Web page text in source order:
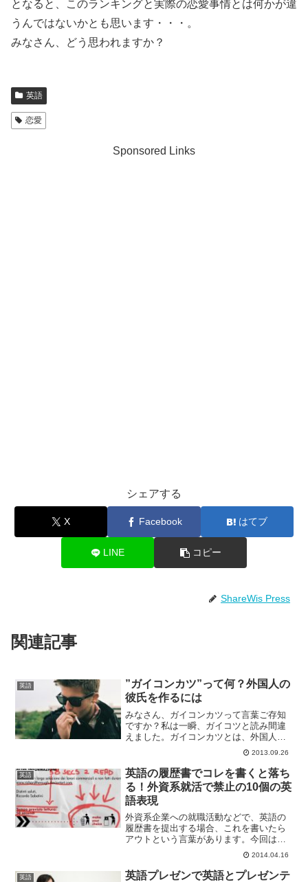
となると、このランキングと実際の恋愛事情とは何かが違
うんではないかとも思います・・・。
みなさん、どう思われますか？
英語
恋愛
Sponsored Links
シェアする
X Facebook はてブ
LINE コピー
ShareWis Press
関連記事
英語
”ガイコンカツ”って何？外国人の
彼氏を作るには
みなさん、ガイコンカツって言葉ご存知
ですか？私は一瞬、ガイコツと読み間違
えました。ガイコンカツとは、外国人の
結婚相手を見つけるための婚活のことな
んです。あなたもガイコンカツで素敵な
外国人男性とロマンチックな恋愛をした
いと思いませんか？でも、...
2013.09.26
英語
英語の履歴書でコレを書くと落ち
る！外資系就活で禁止の10個の英
語表現
外資系企業への就職活動などで、英語の
履歴書を提出する場合、これを書いたら
アウトという言葉があります。今回は下
記の英文記事から英語の履歴書を台無し
にする10個の英語表現をご紹介します。
10 Words and Terms That Ruin ...
2014.04.16
英語
英語プレゼンで英語とプレゼンテ